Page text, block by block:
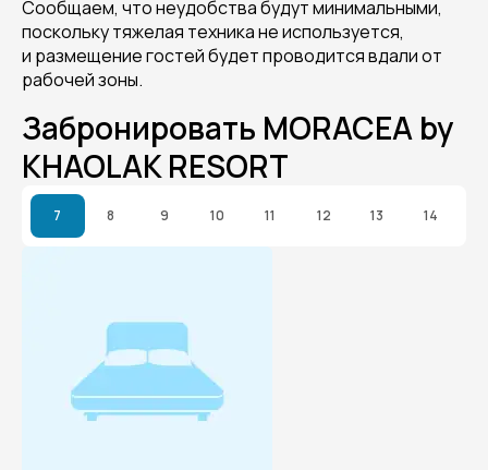
Сообщаем, что неудобства будут минимальными,
поскольку тяжелая техника не используется,
и размещение гостей будет проводится вдали от
рабочей зоны.
Забронировать MORACEA by
KHAOLAK RESORT
7 8 9 10 11 12 13 14